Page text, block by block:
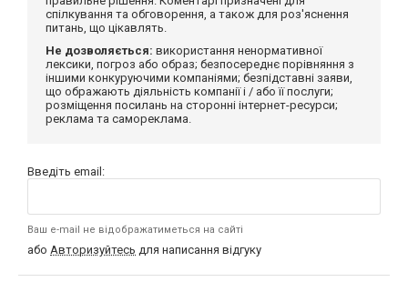
спілкування та обговорення, а також для роз'яснення
питань, що цікавлять.
Не дозволяється: використання ненормативної
лексики, погроз або образ; безпосереднє порівняння з
іншими конкуруючими компаніями; безпідставні заяви,
що ображають діяльність компанії і / або її послуги;
розміщення посилань на сторонні інтернет-ресурси;
реклама та самореклама.
Введіть email:
Ваш e-mail не відображатиметься на сайті
або Авторизуйтесь для написання відгуку